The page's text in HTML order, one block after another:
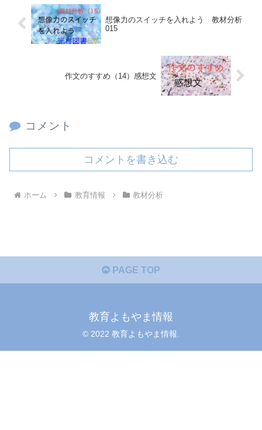
想像力のスイッチを入れよう 教材分析
015
作文のすすめ（14）感想文
コメント
コメントを書き込む
ホーム 教育情報 教材分析
PAGE TOP
教育よもやま情報
© 2022 教育よもやま情報.